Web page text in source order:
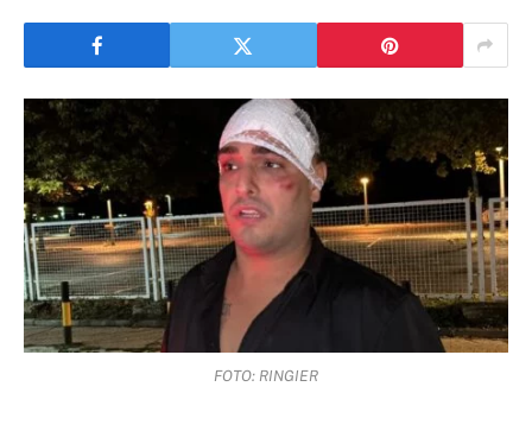
FOTO: RINGIER